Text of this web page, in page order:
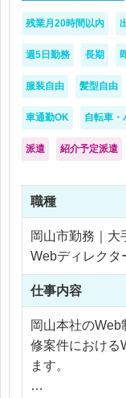
残業月20時間以内
週5日勤務 長期
服装自由 髪型自由
車通勤OK 自転車・
派遣 紹介予定派遣
職種
岡山市勤務｜大
Webディレクタ
仕事内容
岡山本社の
修案件における
ます。